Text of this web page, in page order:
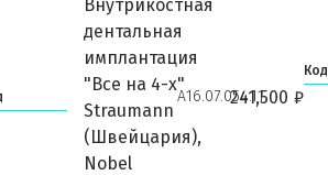
А16.07.054.11
Внутрикостная
дентальная
имплантация
"Все на 4-х"
Straumann
(Швейцария),
Nobel
241,500 ₽
Код